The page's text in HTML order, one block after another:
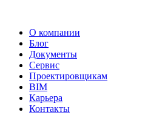
О компании
Блог
Документы
Сервис
Проектировщикам
BIM
Карьера
Контакты